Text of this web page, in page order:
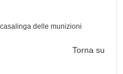
delle munizioni
Torna su